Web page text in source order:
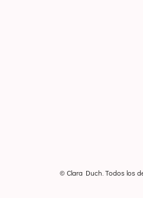
© Clara Duch. Todos los